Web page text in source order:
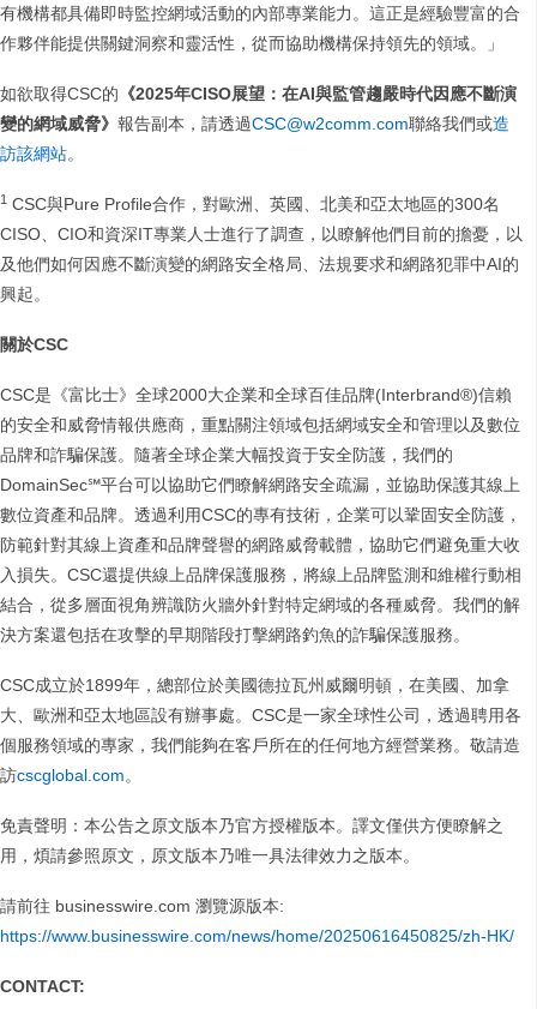
有機構都具備即時監控網域活動的內部專業能力。這正是經驗豐富的合
作夥伴能提供關鍵洞察和靈活性，從而協助機構保持領先的領域。」
如欲取得CSC的 《2025年CISO展望：在AI與監管趨嚴時代因應不斷演
變的網域威脅》 報告副本，請透過CSC@w2comm.com聯絡我們或造
訪該網站。
1 CSC與Pure Profile合作，對歐洲、英國、北美和亞太地區的300名
CISO、CIO和資深IT專業人士進行了調查，以瞭解他們目前的擔憂，以
及他們如何因應不斷演變的網路安全格局、法規要求和網路犯罪中AI的
興起。
關於CSC
CSC是《富比士》全球2000大企業和全球百佳品牌(Interbrand®)信賴
的安全和威脅情報供應商，重點關注領域包括網域安全和管理以及數位
品牌和詐騙保護。隨著全球企業大幅投資于安全防護，我們的
DomainSec℠平台可以協助它們瞭解網路安全疏漏，並協助保護其線上
數位資產和品牌。透過利用CSC的專有技術，企業可以鞏固安全防護，
防範針對其線上資產和品牌聲譽的網路威脅載體，協助它們避免重大收
入損失。CSC還提供線上品牌保護服務，將線上品牌監測和維權行動相
結合，從多層面視角辨識防火牆外針對特定網域的各種威脅。我們的解
決方案還包括在攻擊的早期階段打擊網路釣魚的詐騙保護服務。
CSC成立於1899年，總部位於美國德拉瓦州威爾明頓，在美國、加拿
大、歐洲和亞太地區設有辦事處。CSC是一家全球性公司，透過聘用各
個服務領域的專家，我們能夠在客戶所在的任何地方經營業務。敬請造
訪cscglobal.com。
免責聲明：本公告之原文版本乃官方授權版本。譯文僅供方便瞭解之
用，煩請參照原文，原文版本乃唯一具法律效力之版本。
請前往 businesswire.com 瀏覽源版本:
https://www.businesswire.com/news/home/20250616450825/zh-HK/
CONTACT: